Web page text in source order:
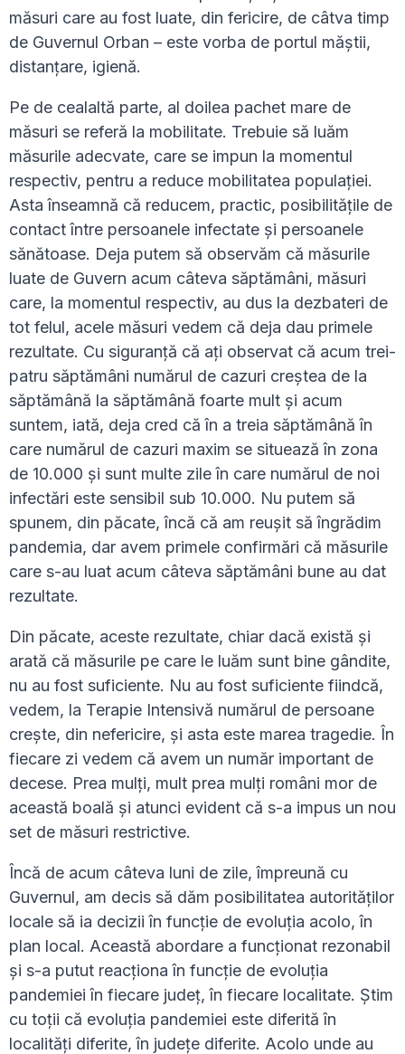
măsuri care au fost luate, din fericire, de câtva timp
de Guvernul Orban – este vorba de portul măștii,
distanțare, igienă.
Pe de cealaltă parte, al doilea pachet mare de
măsuri se referă la mobilitate. Trebuie să luăm
măsurile adecvate, care se impun la momentul
respectiv, pentru a reduce mobilitatea populației.
Asta înseamnă că reducem, practic, posibilitățile de
contact între persoanele infectate și persoanele
sănătoase. Deja putem să observăm că măsurile
luate de Guvern acum câteva săptămâni, măsuri
care, la momentul respectiv, au dus la dezbateri de
tot felul, acele măsuri vedem că deja dau primele
rezultate. Cu siguranță că ați observat că acum trei-
patru săptămâni numărul de cazuri creștea de la
săptămână la săptămână foarte mult și acum
suntem, iată, deja cred că în a treia săptămână în
care numărul de cazuri maxim se situează în zona
de 10.000 și sunt multe zile în care numărul de noi
infectări este sensibil sub 10.000. Nu putem să
spunem, din păcate, încă că am reușit să îngrădim
pandemia, dar avem primele confirmări că măsurile
care s-au luat acum câteva săptămâni bune au dat
rezultate.
Din păcate, aceste rezultate, chiar dacă există și
arată că măsurile pe care le luăm sunt bine gândite,
nu au fost suficiente. Nu au fost suficiente fiindcă,
vedem, la Terapie Intensivă numărul de persoane
crește, din nefericire, și asta este marea tragedie. În
fiecare zi vedem că avem un număr important de
decese. Prea mulți, mult prea mulți români mor de
această boală și atunci evident că s-a impus un nou
set de măsuri restrictive.
Încă de acum câteva luni de zile, împreună cu
Guvernul, am decis să dăm posibilitatea autorităților
locale să ia decizii în funcție de evoluția acolo, în
plan local. Această abordare a funcționat rezonabil
și s-a putut reacționa în funcție de evoluția
pandemiei în fiecare județ, în fiecare localitate. Știm
cu toții că evoluția pandemiei este diferită în
localități diferite, în județe diferite. Acolo unde au